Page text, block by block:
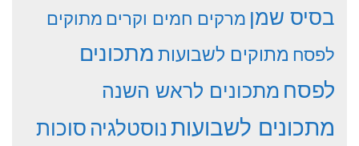
בסיס שמן מרקים חמים וקריםמתוקים
לפסח מתוקים לשבועותמתכונים
לפסח מתכונים לראש השנה
מתכונים לשבועותנוסטלגיהסוכות